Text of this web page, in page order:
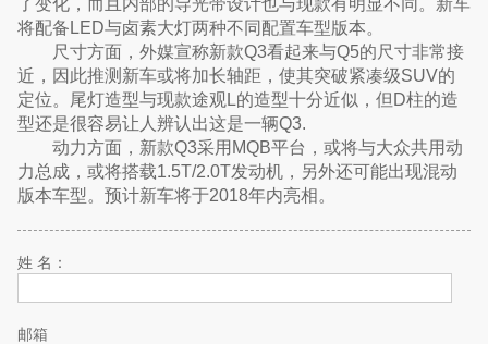
了变化，而且内部的导光带设计也与现款有明显不同。新车
将配备LED与卤素大灯两种不同配置车型版本。
尺寸方面，外媒宣称新款Q3看起来与Q5的尺寸非常接
近，因此推测新车或将加长轴距，使其突破紧凑级SUV的
定位。尾灯造型与现款途观L的造型十分近似，但D柱的造
型还是很容易让人辨认出这是一辆Q3.
动力方面，新款Q3采用MQB平台，或将与大众共用动
力总成，或将搭载1.5T/2.0T发动机，另外还可能出现混动
版本车型。预计新车将于2018年内亮相。
姓 名：
邮箱